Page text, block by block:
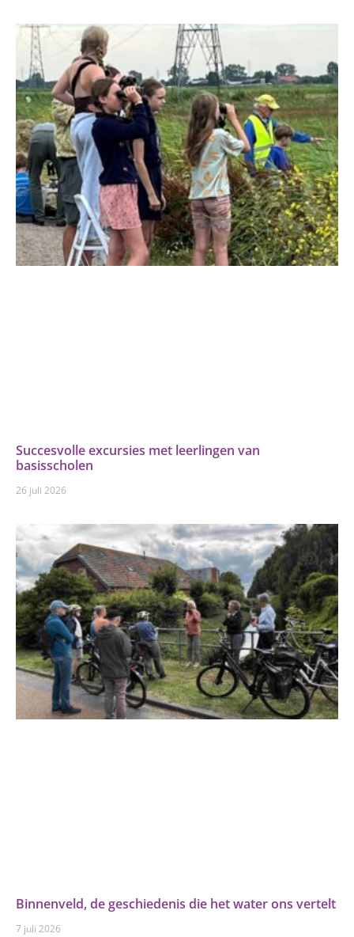
Succesvolle excursies met leerlingen van
basisscholen
26 juli 2026
Binnenveld, de geschiedenis die het water ons vertelt
7 juli 2026